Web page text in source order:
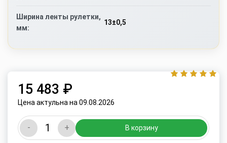
Ширина ленты рулетки,
мм:
13±0,5
15 483 ₽
Цена актульна на 09.08.2026
- + В корзину